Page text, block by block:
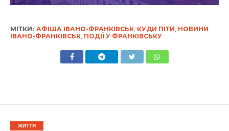
МІТКИ: АФІША ІВАНО-ФРАНКІВСЬК, КУДИ ПІТИ НОВИНИ
ІВАНО-ФРАНКІВСЬК, ПОДІЇ У ФРАНКІВСЬКУ
ЖИТТЯ